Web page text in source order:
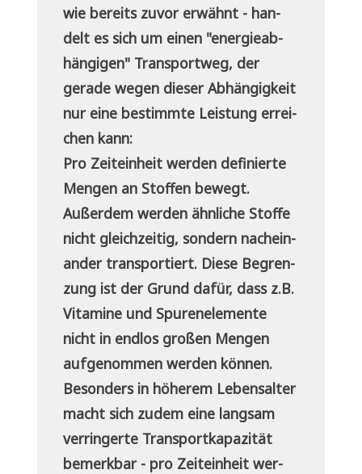
wie bereits zuvor erwähnt - han­
delt es sich um einen "ener­gie­ab­
hän­gi­gen" Trans­port­weg, der
gera­de wegen die­ser Abhän­gig­keit
nur eine bestimm­te Lei­stung errei­
chen kann:
Pro Zeit­ein­heit wer­den defi­nier­te
Men­gen an Stof­fen bewegt.
Außer­dem wer­den ähn­li­che Stof­fe
nicht gleich­zei­tig, son­dern nach­ein­
an­der trans­por­tiert. Die­se Begren­
zung ist der Grund dafür, dass z.B.
Vit­ami­ne und Spu­ren­ele­men­te
nicht in end­los gro­ßen Men­gen
auf­ge­nom­men wer­den können.
Beson­ders in höhe­rem Lebens­al­ter
macht sich zudem eine lang­sam
ver­rin­ger­te Trans­port­ka­pa­zi­tät
bemerk­bar - pro Zeit­ein­heit wer­